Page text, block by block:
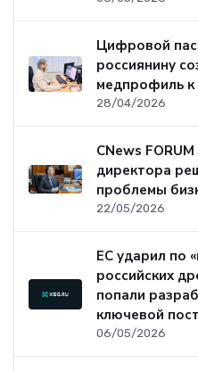
Цифровой
россиянину
медпрофиль к
28/04/2026
CNews
директора
проблемы
22/05/2026
ЕС ударил по
российских
попали
ключевой
06/05/2026